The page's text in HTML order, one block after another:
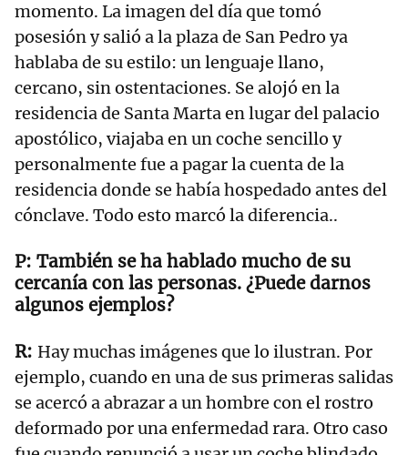
momento. La imagen del día que tomó
posesión y salió a la plaza de San Pedro ya
hablaba de su estilo: un lenguaje llano,
cercano, sin ostentaciones. Se alojó en la
residencia de Santa Marta en lugar del palacio
apostólico, viajaba en un coche sencillo y
personalmente fue a pagar la cuenta de la
residencia donde se había hospedado antes del
cónclave. Todo esto marcó la diferencia..
También se ha hablado mucho de su
cercanía con las personas. ¿Puede darnos
algunos ejemplos?
Hay muchas imágenes que lo ilustran. Por
ejemplo, cuando en una de sus primeras salidas
se acercó a abrazar a un hombre con el rostro
deformado por una enfermedad rara. Otro caso